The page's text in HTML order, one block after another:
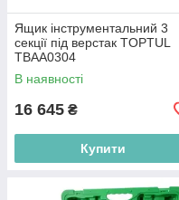
Ящик інструментальний 3
секції під верстак TOPTUL
TBAA0304
В наявності
16 645 ₴
Купити